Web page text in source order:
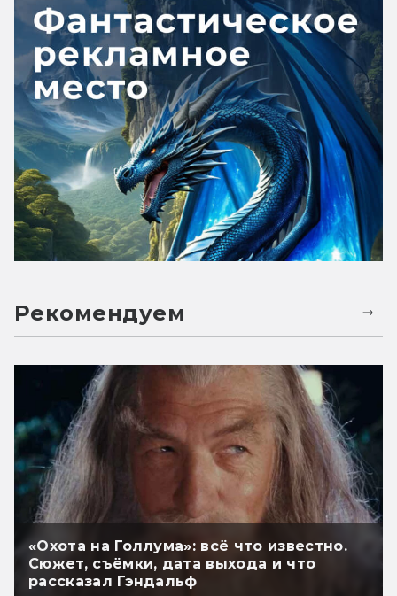
Рекомендуем
«Охота на Голлума»: всё что известно.
Сюжет, съёмки, дата выхода и что
рассказал Гэндальф